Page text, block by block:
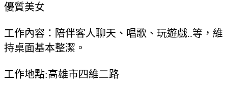
優質美女
工作內容：陪伴客人聊天、唱歌、玩遊戲..等，維
持桌面基本整潔。
工作地點:高雄市四維二路